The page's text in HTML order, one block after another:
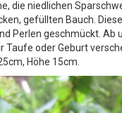
die niedlichen
gefüllten Bauch.
Perlen geschmückt. Ab
Taufe oder Geburt
Höhe 15cm.